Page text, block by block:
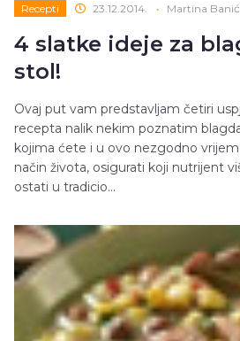
Recepti 23.12.2014. • Martina Banić
4 slatke ideje za
stol!
Ovaj put vam predstavljam četiri
recepta nalik nekim poznatim
kojima ćete i u ovo nezgodno
način života, osigurati koji nutrijent
ostati u tradicio...